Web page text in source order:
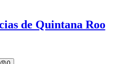
de Quintana Roo